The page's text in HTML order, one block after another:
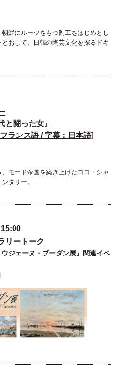
鮮にルーツをもつ陶工をはじめとし
おして、日韓の陶芸文化を探るドキ
闘った女』
ランス語 / 字幕：日本語]
モード帝国を築き上げたココ・シャ
タリー。
リートーク
ジェーヌ・ブーダン展」関連イベ